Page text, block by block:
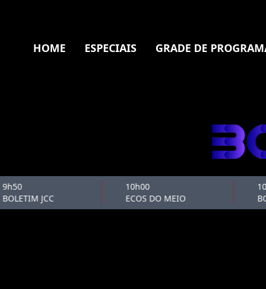
HOME ESPECIAIS GRADE DE
9h50
BOLETIM JCC
10h00
ECOS DO MEIO